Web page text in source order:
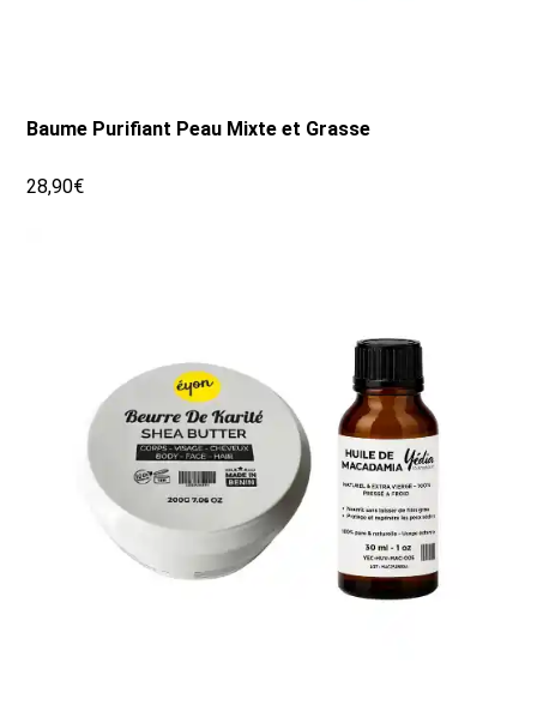
Baume Purifiant Peau Mixte et Grasse
28,90€